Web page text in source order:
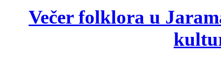
Večer folklora u